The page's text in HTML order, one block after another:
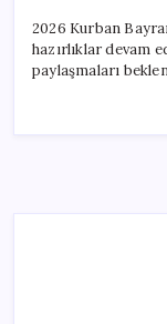
2026 Kurban
hazırlıklar devam
paylaşmaları